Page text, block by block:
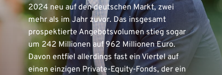
2024 neu auf den deutschen Markt, zwei
mehr als im Jahr zuvor. Das insgesamt
prospektierte Angebotsvolumen stieg sogar
um 242 Millionen auf 962 Millionen Euro.
Davon entfiel allerdings fast ein Viertel auf
einen einzigen Private-Equity-Fonds, der ein